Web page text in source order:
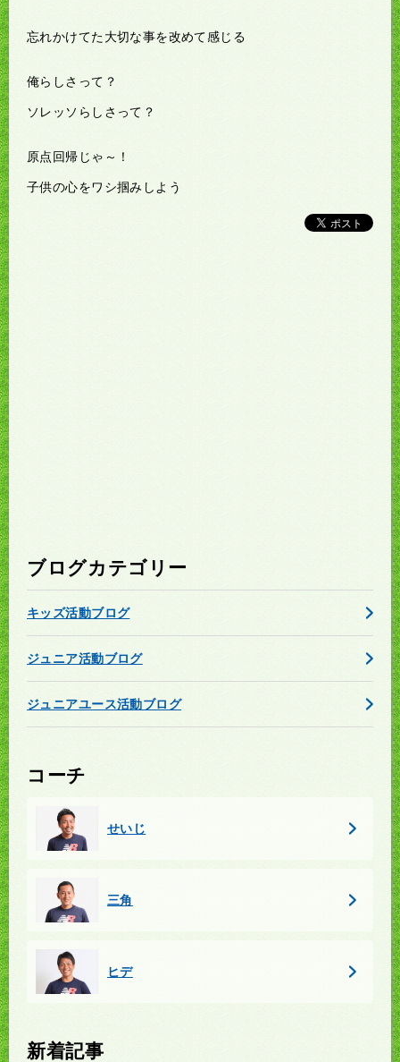
忘れかけてた大切な事を改めて感じる
俺らしさって？
ソレッソらしさって？
原点回帰じゃ～！
子供の心をワシ掴みしよう
ブログカテゴリー
キッズ活動ブログ
ジュニア活動ブログ
ジュニアユース活動ブログ
コーチ
せいじ
三角
ヒデ
新着記事